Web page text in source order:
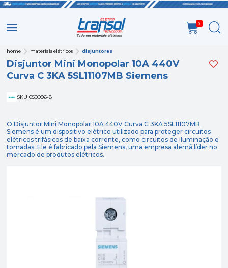
0
home materiais elétricos disjuntores
Disjuntor Mini Monopolar 10A 440V
Curva C 3KA 5SL11107MB Siemens
SKU 050096-8
O Disjuntor Mini Monopolar 10A 440V Curva C 3KA 5SL11107MB
Siemens é um dispositivo elétrico utilizado para proteger circuitos
elétricos trifásicos de baixa corrente, como circuitos de iluminação e
tomadas. Ele é fabricado pela Siemens, uma empresa alemã líder no
mercado de produtos elétricos.